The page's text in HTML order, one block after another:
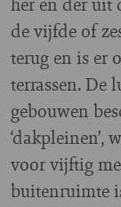
de vijfde of
terug en is er
terrassen. De
gebouwen
‘dakpleinen’,
voor vijftig
buitenruimte